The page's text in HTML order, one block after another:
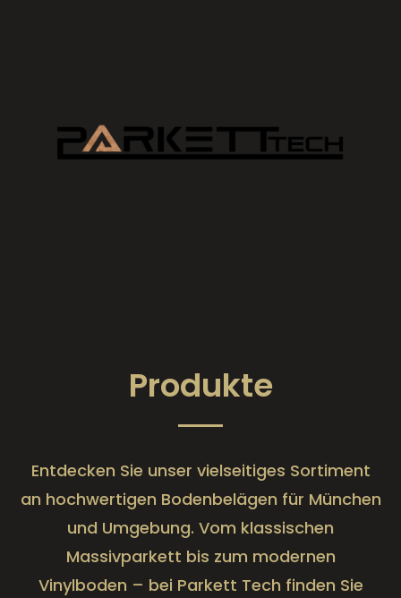
Produkte
Entdecken Sie unser vielseitiges Sortiment
an hochwertigen Bodenbelägen für München
und Umgebung. Vom klassischen
Massivparkett bis zum modernen
Vinylboden – bei Parkett Tech finden Sie